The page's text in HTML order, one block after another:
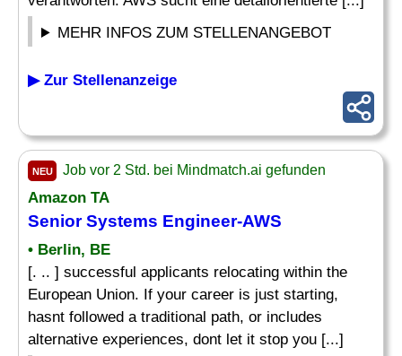
MEHR INFOS ZUM STELLENANGEBOT
▶ Zur Stellenanzeige
NEU Job vor 2 Std. bei Mindmatch.ai gefunden
Amazon TA
Senior Systems Engineer-AWS
• Berlin, BE
[. .. ] successful applicants relocating within the
European Union. If your career is just starting,
hasnt followed a traditional path, or includes
alternative experiences, dont let it stop you [...]